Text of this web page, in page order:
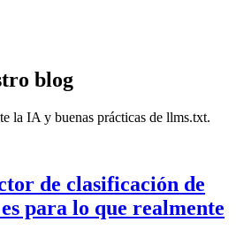
blog
la IA y buenas prácticas de llms.txt.
de clasificación de
para lo que realmente